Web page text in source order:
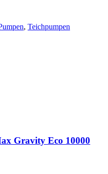
, Teichpumpen
Gravity Eco 10000